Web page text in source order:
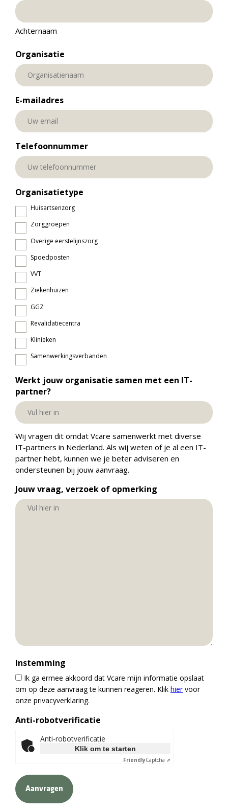
Achternaam
Organisatie
E-mailadres
Telefoonnummer
Organisatietype
Huisartsenzorg
Zorggroepen
Overige eerstelijnszorg
Spoedposten
VVT
Ziekenhuizen
GGZ
Revalidatiecentra
Klinieken
Samenwerkingsverbanden
Werkt jouw organisatie samen met een IT-
partner?
Wij vragen dit omdat Vcare samenwerkt met diverse
IT-partners in Nederland. Als wij weten of je al een IT-
partner hebt, kunnen we je beter adviseren en
ondersteunen bij jouw aanvraag.
Jouw vraag, verzoek of opmerking
Instemming
Ik ga ermee akkoord dat Vcare mijn informatie opslaat
om op deze aanvraag te kunnen reageren. Klik hiervoor
onze privacyverklaring.
Anti-robotverificatie
Anti-robotverificatie
Klik om te starten
FriendlyCaptcha ⇗